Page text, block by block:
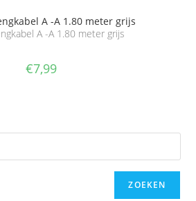
A -A 1.80 meter grijs
€7,99
ZOEKEN